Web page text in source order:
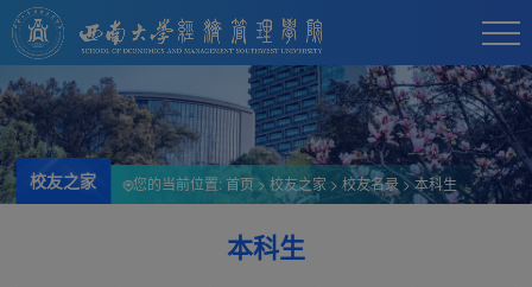
校友之家 您的当前位置:首页> 校友之家 > 校友名录>本科生
本科生